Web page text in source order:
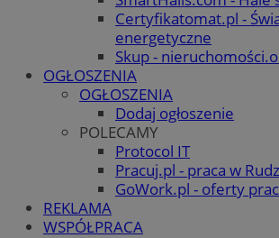
Certyfikatomat.pl -
energetyczne
Skup -
OGŁOSZENIA
OGŁOSZENIA
Dodaj ogłoszenie
POLECAMY
Protocol IT
Pracuj.pl - praca w
GoWork.pl - oferty
REKLAMA
WSPÓŁPRACA